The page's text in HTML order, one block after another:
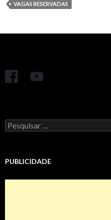
VAGAS RESERVADAS
Pesquisar
por:
PUBLICIDADE